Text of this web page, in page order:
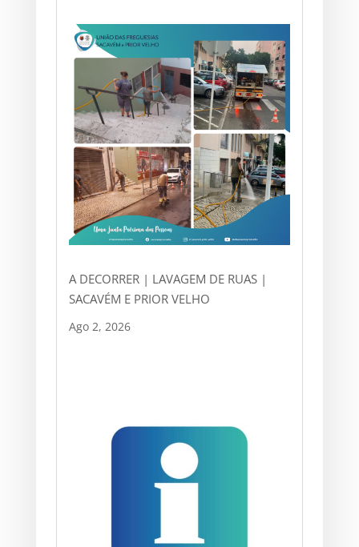
A DECORRER | LAVAGEM DE RUAS |
SACAVÉM E PRIOR VELHO
Ago 2, 2026